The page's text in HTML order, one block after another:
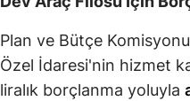
Plan ve Bütçe
Özel İdaresi'nin hizmet
liralık borçlanma yoluyla